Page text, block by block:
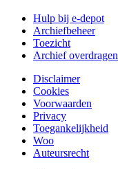
Hulp bij e-depot
Archiefbeheer
Toezicht
Archief overdragen
Disclaimer
Cookies
Voorwaarden
Privacy
Toegankelijkheid
Woo
Auteursrecht